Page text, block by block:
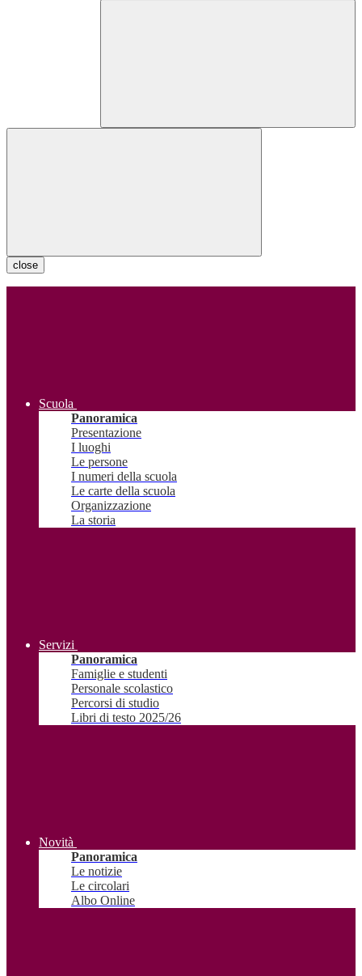
close
Scuola
Panoramica
Presentazione
I luoghi
Le persone
I numeri della scuola
Le carte della scuola
Organizzazione
La storia
Servizi
Panoramica
Famiglie e studenti
Personale scolastico
Percorsi di studio
Libri di testo 2025/26
Novità
Panoramica
Le notizie
Le circolari
Albo Online